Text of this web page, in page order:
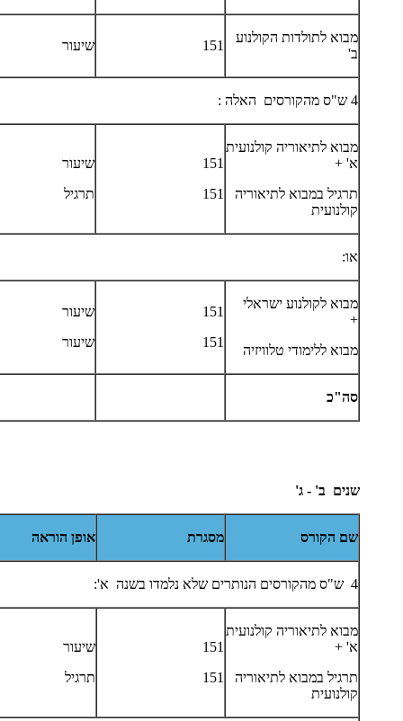
מבוא לתולדות הקולנוע
ב'
151 שיעור
4 ש"ס מהקורסים האלה :
מבוא לתיאוריה קולנועית
א' +
תרגיל במבוא לתיאוריה
קולנועית
151
151
שיעור
תרגיל
או:
מבוא לקולנוע ישראלי
+
מבוא ללימודי טלוויזיה
151
151
שיעור
שיעור
סה"כ
שנים ב' - ג'
שם הקורס מסגרת אופן הוראה
4 ש"ס מהקורסים הנותרים שלא נלמדו בשנה א':
מבוא לתיאוריה קולנועית
א' +
תרגיל במבוא לתיאוריה
קולנועית
151
151
שיעור
תרגיל